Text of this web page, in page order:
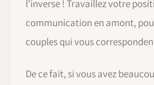
l'inverse ! Travaillez votre
communication en amont,
couples qui vous
De ce fait, si vous avez